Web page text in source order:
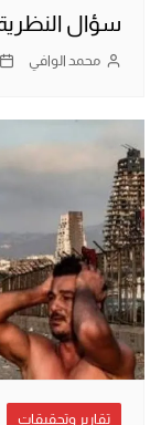
سؤال النظرية
محمد الوافي
تقارير وتحقيقات